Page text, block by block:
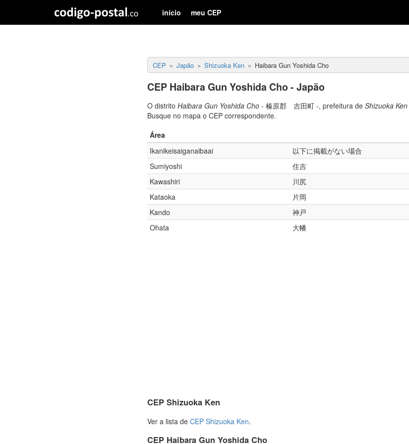
início meu CEP
CEP Japão Shizuoka Ken Haibara Gun Yoshida Cho
CEP Haibara Gun Yoshida Cho - Japão
O distrito Haibara Gun Yoshida Cho - 榛原郡 吉田町 -, prefeitura de Shizuoka Ken
Busque no mapa o CEP correspondente.
Área
Ikanikeisaiganaibaai
以下に掲載がない場合
Sumiyoshi
住吉
Kawashiri
川尻
Kataoka
片岡
Kando
神戸
Ohata
大幡
CEP Shizuoka Ken
Ver a lista de CEP Shizuoka Ken.
CEP Haibara Gun Yoshida Cho